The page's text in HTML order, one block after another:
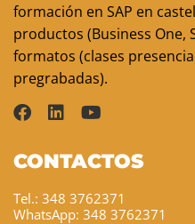
formación en SAP en
productos (Business One,
formatos (clases
pregrabadas).
CONTACTOS
Tel.: 348 3762371
WhatsApp: 348 3762371